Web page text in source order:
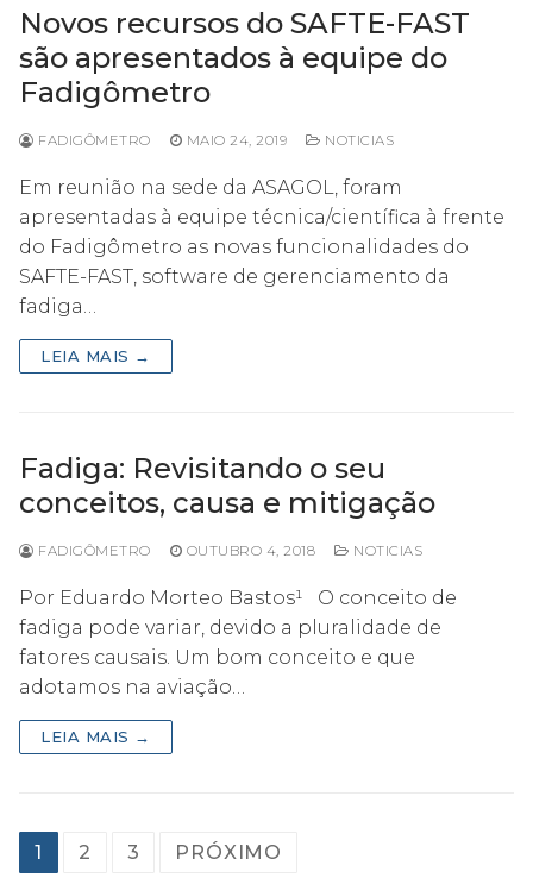
Novos recursos do SAFTE-FAST
são apresentados à equipe do
Fadigômetro
FADIGÔMETRO MAIO 24, 2019 NOTICIAS
Em reunião na sede da ASAGOL, foram
apresentadas à equipe técnica/científica à frente
do Fadigômetro as novas funcionalidades do
SAFTE-FAST, software de gerenciamento da
fadiga…
LEIA MAIS →
Fadiga: Revisitando o seu
conceitos, causa e mitigação
FADIGÔMETRO OUTUBRO 4, 2018 NOTICIAS
Por Eduardo Morteo Bastos¹ O conceito de
fadiga pode variar, devido a pluralidade de
fatores causais. Um bom conceito e que
adotamos na aviação…
LEIA MAIS →
Paginação
1 2 3 PRÓXIMO